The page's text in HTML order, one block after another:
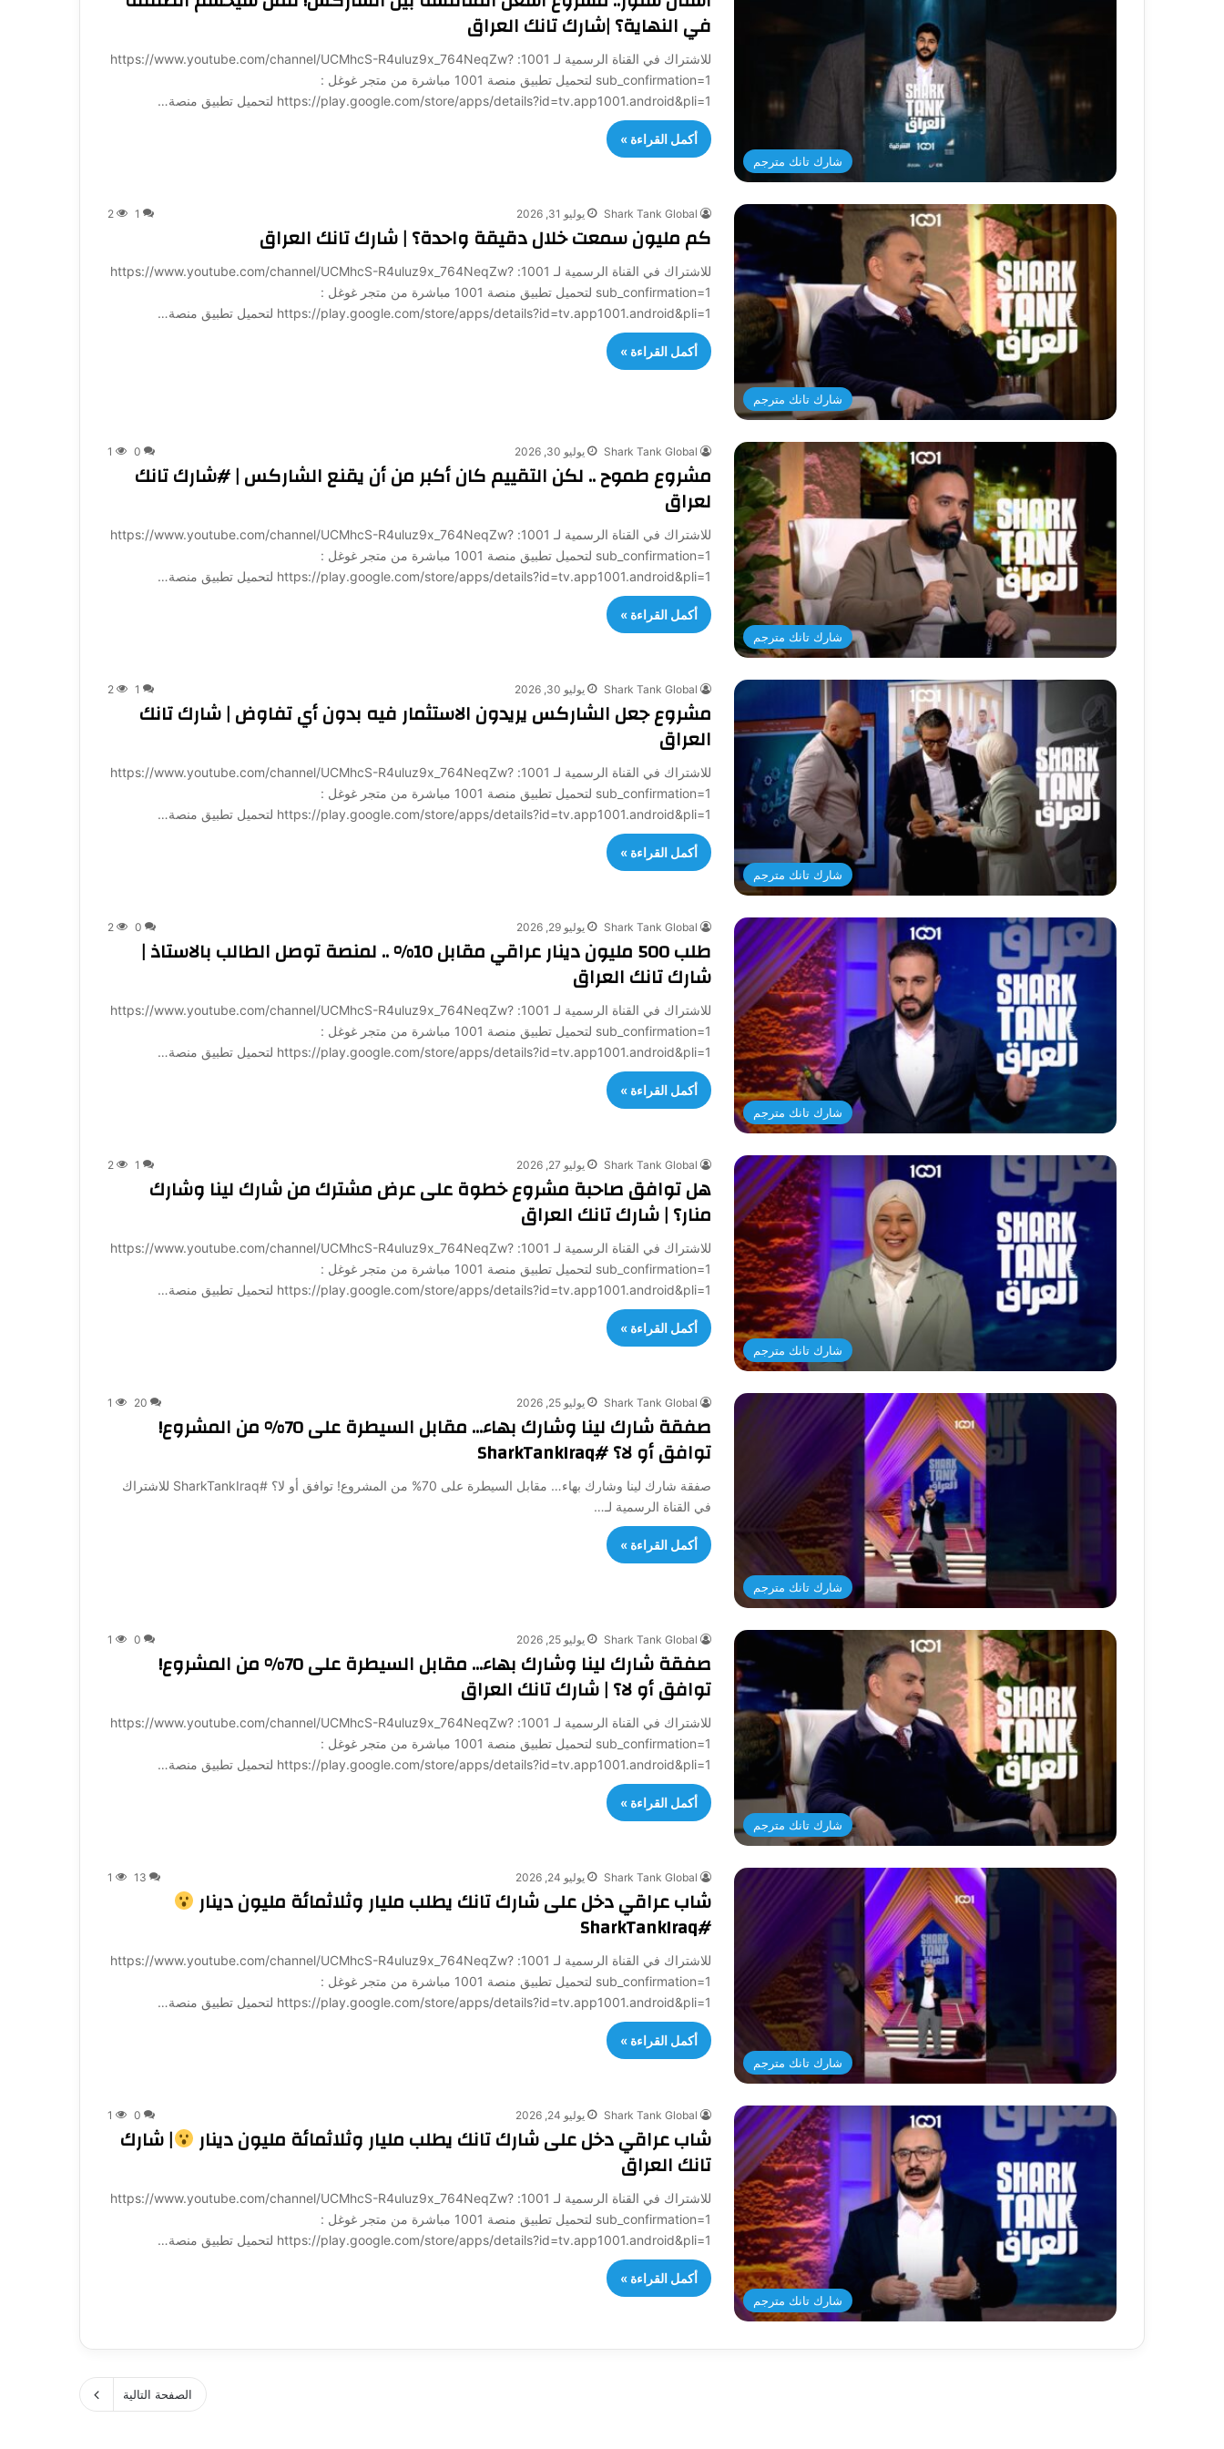
شارك تانك مترجم
في النهاية؟ |شارك تانك العراق
للاشتراك في القناة الرسمية لـ 1001: https://www.youtube.com/channel/UCMhcS-R4uluz9x_764NeqZw?
sub_confirmation=1 لتحميل تطبيق منصة 1001 مباشرة من متجر غوغل :
https://play.google.com/store/apps/details?id=tv.app1001.android&pli=1 لتحميل تطبيق منصة…
أكمل القراءة »
شارك تانك مترجم
Shark Tank Global يوليو 31, 2026 1
2
كم مليون سمعت خلال دقيقة واحدة؟ | شارك تانك العراق
للاشتراك في القناة الرسمية لـ 1001: https://www.youtube.com/channel/UCMhcS-R4uluz9x_764NeqZw?
sub_confirmation=1 لتحميل تطبيق منصة 1001 مباشرة من متجر غوغل :
https://play.google.com/store/apps/details?id=tv.app1001.android&pli=1 لتحميل تطبيق منصة…
أكمل القراءة »
شارك تانك مترجم
Shark Tank Global يوليو 30, 2026 0
1
مشروع طموح .. لكن التقييم كان أكبر من أن يقنع الشاركس | #شارك تانك
لعراق
للاشتراك في القناة الرسمية لـ 1001: https://www.youtube.com/channel/UCMhcS-R4uluz9x_764NeqZw?
sub_confirmation=1 لتحميل تطبيق منصة 1001 مباشرة من متجر غوغل :
https://play.google.com/store/apps/details?id=tv.app1001.android&pli=1 لتحميل تطبيق منصة…
أكمل القراءة »
شارك تانك مترجم
Shark Tank Global يوليو 30, 2026 1
2
مشروع جعل الشاركس يريدون الاستثمار فيه بدون أي تفاوض | شارك تانك
العراق
للاشتراك في القناة الرسمية لـ 1001: https://www.youtube.com/channel/UCMhcS-R4uluz9x_764NeqZw?
sub_confirmation=1 لتحميل تطبيق منصة 1001 مباشرة من متجر غوغل :
https://play.google.com/store/apps/details?id=tv.app1001.android&pli=1 لتحميل تطبيق منصة…
أكمل القراءة »
شارك تانك مترجم
Shark Tank Global يوليو 29, 2026 0
2
طلب 500 مليون دينار عراقي مقابل 10% .. لمنصة توصل الطالب بالاستاذ |
شارك تانك العراق
للاشتراك في القناة الرسمية لـ 1001: https://www.youtube.com/channel/UCMhcS-R4uluz9x_764NeqZw?
sub_confirmation=1 لتحميل تطبيق منصة 1001 مباشرة من متجر غوغل :
https://play.google.com/store/apps/details?id=tv.app1001.android&pli=1 لتحميل تطبيق منصة…
أكمل القراءة »
شارك تانك مترجم
Shark Tank Global يوليو 27, 2026 1
2
هل توافق صاحبة مشروع خطوة على عرض مشترك من شارك لينا وشارك
منار؟ | شارك تانك العراق
للاشتراك في القناة الرسمية لـ 1001: https://www.youtube.com/channel/UCMhcS-R4uluz9x_764NeqZw?
sub_confirmation=1 لتحميل تطبيق منصة 1001 مباشرة من متجر غوغل :
https://play.google.com/store/apps/details?id=tv.app1001.android&pli=1 لتحميل تطبيق منصة…
أكمل القراءة »
شارك تانك مترجم
Shark Tank Global يوليو 25, 2026 20
1
صفقة شارك لينا وشارك بهاء… مقابل السيطرة على 70% من المشروع!
توافق أو لا؟ #SharkTankIraq
صفقة شارك لينا وشارك بهاء… مقابل السيطرة على 70% من المشروع! توافق أو لا؟ #SharkTankIraq للاشتراك
في القناة الرسمية لـ…
أكمل القراءة »
شارك تانك مترجم
Shark Tank Global يوليو 25, 2026 0
1
صفقة شارك لينا وشارك بهاء… مقابل السيطرة على 70% من المشروع!
توافق أو لا؟ | شارك تانك العراق
للاشتراك في القناة الرسمية لـ 1001: https://www.youtube.com/channel/UCMhcS-R4uluz9x_764NeqZw?
sub_confirmation=1 لتحميل تطبيق منصة 1001 مباشرة من متجر غوغل :
https://play.google.com/store/apps/details?id=tv.app1001.android&pli=1 لتحميل تطبيق منصة…
أكمل القراءة »
شارك تانك مترجم
Shark Tank Global يوليو 24, 2026 13
1
شاب عراقي دخل على شارك تانك يطلب مليار وثلاثمائة مليون دينار
#SharkTankIraq
للاشتراك في القناة الرسمية لـ 1001: https://www.youtube.com/channel/UCMhcS-R4uluz9x_764NeqZw?
sub_confirmation=1 لتحميل تطبيق منصة 1001 مباشرة من متجر غوغل :
https://play.google.com/store/apps/details?id=tv.app1001.android&pli=1 لتحميل تطبيق منصة…
أكمل القراءة »
شارك تانك مترجم
Shark Tank Global يوليو 24, 2026 0
1
شاب عراقي دخل على شارك تانك يطلب مليار وثلاثمائة مليون دينار | شارك
تانك العراق
للاشتراك في القناة الرسمية لـ 1001: https://www.youtube.com/channel/UCMhcS-R4uluz9x_764NeqZw?
sub_confirmation=1 لتحميل تطبيق منصة 1001 مباشرة من متجر غوغل :
https://play.google.com/store/apps/details?id=tv.app1001.android&pli=1 لتحميل تطبيق منصة…
أكمل القراءة »
الصفحة التالية